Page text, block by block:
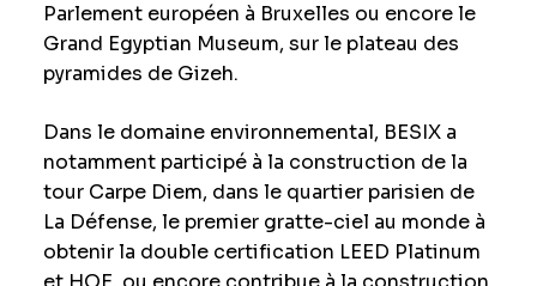
Parlement européen à Bruxelles ou encore le
Grand Egyptian Museum, sur le plateau des
pyramides de Gizeh.
Dans le domaine environnemental, BESIX a
notamment participé à la construction de la
tour Carpe Diem, dans le quartier parisien de
La Défense, le premier gratte-ciel au monde à
obtenir la double certification LEED Platinum